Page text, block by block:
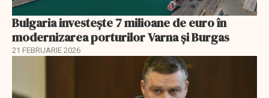
Bulgaria investește 7 milioane de euro în
modernizarea porturilor Varna și Burgas
21 FEBRUARIE 2026